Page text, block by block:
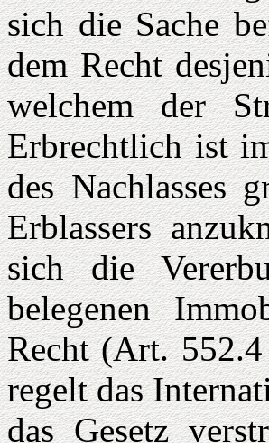
sich die Sache
dem Recht
welchem der
Erbrechtlich ist
des Nachlasses
Erblassers
sich die
belege­nen
Recht (Art.
regelt das
das Gesetz